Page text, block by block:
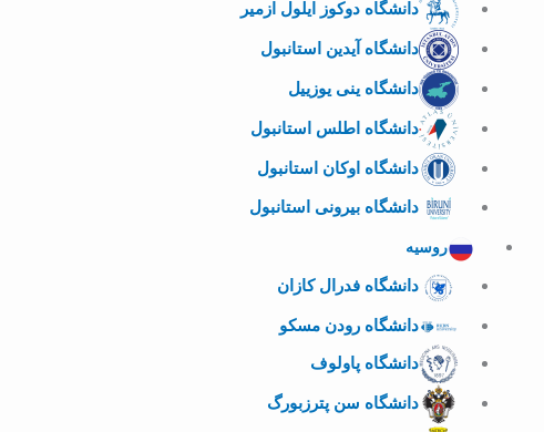
دانشگاه دوکوز ایلول ازمیر
دانشگاه آیدین استانبول
دانشگاه ینی یوزییل
دانشگاه اطلس استانبول
دانشگاه اوکان استانبول
دانشگاه بیرونی استانبول
روسیه
دانشگاه فدرال کازان
دانشگاه رودن مسکو
دانشگاه پاولوف
دانشگاه سن پترزبورگ